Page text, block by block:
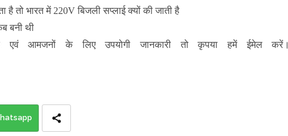
तो भारत में 220V बिजली सप्लाई क्यों की जाती है
बनी थी
आमजनों के लिए उपयोगी जानकारी तो कृपया हमें ईमेल